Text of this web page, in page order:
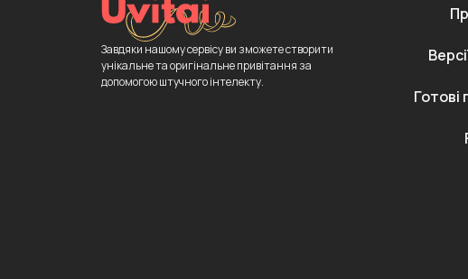
Завдяки нашому сервісу ви зможете створити
унікальне та оригінальне привітання за
допомогою штучного інтелекту.
Готові